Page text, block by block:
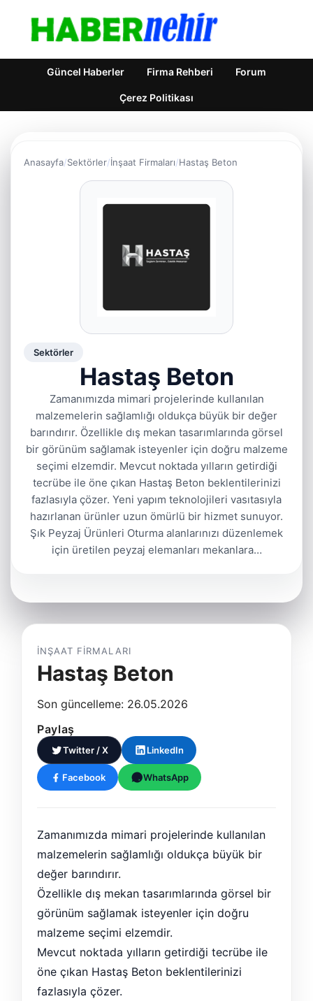
Güncel Haberler Firma Rehberi Forum
Çerez Politikası
Anasayfa Sektörler İnşaat Firmaları Hastaş Beton
Sektörler
Hastaş Beton
Zamanımızda mimari projelerinde kullanılan
malzemelerin sağlamlığı oldukça büyük bir değer
barındırır. Özellikle dış mekan tasarımlarında görsel
bir görünüm sağlamak isteyenler için doğru malzeme
seçimi elzemdir. Mevcut noktada yılların getirdiği
tecrübe ile öne çıkan Hastaş Beton beklentilerinizi
fazlasıyla çözer. Yeni yapım teknolojileri vasıtasıyla
hazırlanan ürünler uzun ömürlü bir hizmet sunuyor.
Şık Peyzaj Ürünleri Oturma alanlarınızı düzenlemek
için üretilen peyzaj elemanları mekanlara…
İNŞAAT FIRMALARI
Hastaş Beton
Son güncelleme: 26.05.2026
Paylaş
Twitter / X LinkedIn
Facebook WhatsApp
Zamanımızda mimari projelerinde kullanılan
malzemelerin sağlamlığı oldukça büyük bir
değer barındırır.
Özellikle dış mekan tasarımlarında görsel bir
görünüm sağlamak isteyenler için doğru
malzeme seçimi elzemdir.
Mevcut noktada yılların getirdiği tecrübe ile
öne çıkan Hastaş Beton beklentilerinizi
fazlasıyla çözer.